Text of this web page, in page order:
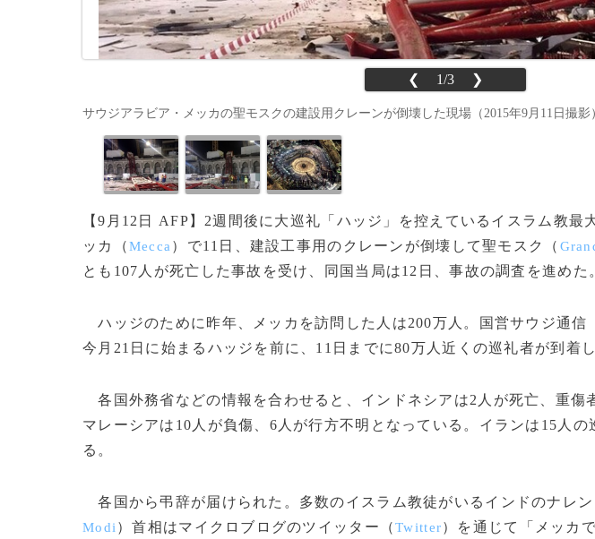
❮ 1/3 ❯
サウジアラビア・メッカの聖モスクの建設用クレーンが倒壊した現場（2015年9月11日撮影
【9月12日 AFP】2週間後に大巡礼「ハッジ」を控えているイスラム教最
ッカ（Mecca ）で11日、建設工事用のクレーンが倒壊して聖モスク（
とも107人が死亡した事故を受け、同国当局は12日、事故の調査を進めた
ハッジのために昨年、メッカを訪問した人は200万人。国営サウジ通信
今月21日に始まるハッジを前に、11日までに80万人近くの巡礼者が到着
各国外務省などの情報を合わせると、インドネシアは2人が死亡、重傷
マレーシアは10人が負傷、6人が行方不明となっている。イランは15人
る。
各国から弔辞が届けられた。多数のイスラム教徒がいるインドのナレ
Modi ）首相はマイクロブログのツイッター（Twitter）を通じて「メッカ